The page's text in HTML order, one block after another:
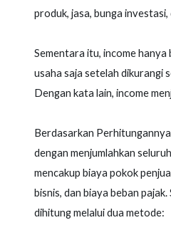
produk, jasa, bunga
Sementara itu, income hanya
usaha saja setelah dikurangi
Dengan kata lain, income
Berdasarkan
dengan menjumlahkan
mencakup biaya pokok
bisnis, dan biaya beban
dihitung melalui dua metode: